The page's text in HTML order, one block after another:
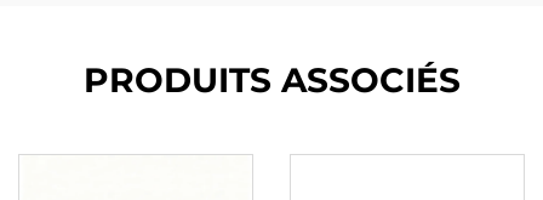
PRODUITS ASSOCIÉS